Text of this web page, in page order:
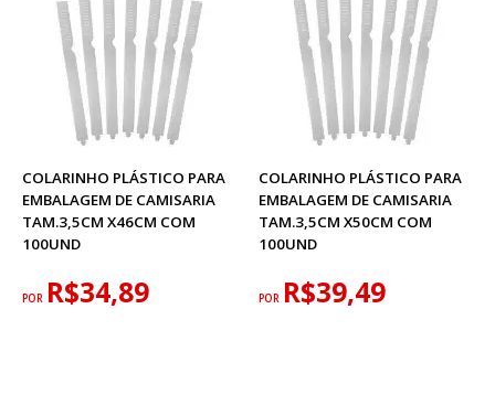
COLARINHO PLÁSTICO PARA
EMBALAGEM DE CAMISARIA
TAM.3,5CM X46CM COM
100UND
POR R$34,89
COLARINHO PLÁSTICO PARA
EMBALAGEM DE CAMISARIA
TAM.3,5CM X50CM COM
100UND
POR R$39,49